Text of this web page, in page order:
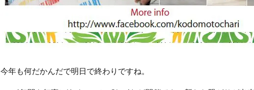
今年も何だかんだで明日で終わりですね。